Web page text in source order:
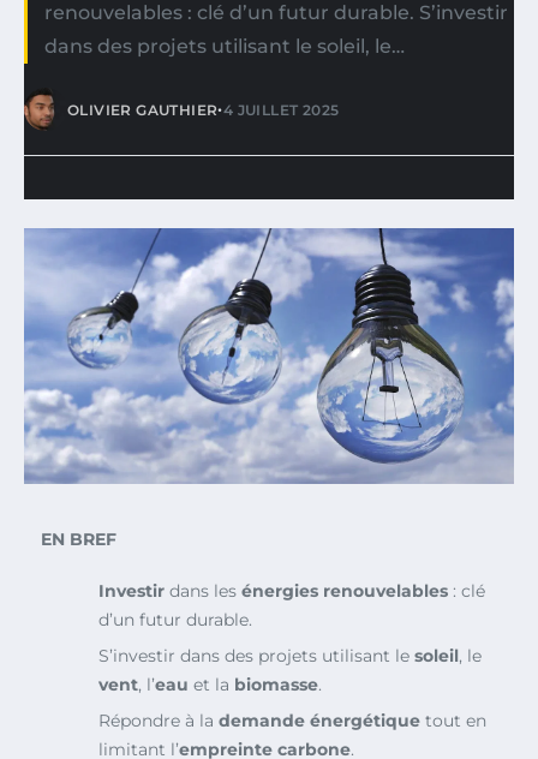
renouvelables : clé d’un futur durable. S’investir
dans des projets utilisant le soleil, le…
OLIVIER GAUTHIER•4 JUILLET 2025
EN BREF
Investir dans les énergies renouvelables : clé
d’un futur durable.
S’investir dans des projets utilisant le soleil, le
vent, l’eau et la biomasse.
Répondre à la demande énergétique tout en
limitant l’empreinte carbone.